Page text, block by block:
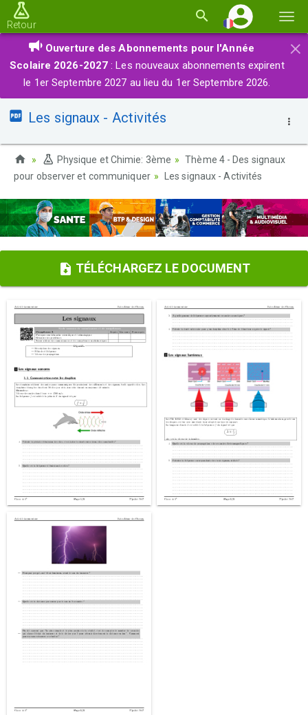
la
Retour
×
Ouverture des Abonnements pour l'Année
Scolaire 2026-2027 : Les nouveaux abonnements expirent
le 1er Septembre 2027 au lieu du 1er Septembre 2026.
Les signaux - Activités
Physique et Chimie: 3ème
Thème 4 - Des signaux
pour observer et communiquer
Les signaux - Activités
TÉLÉCHARGEZ LE DOCUMENT